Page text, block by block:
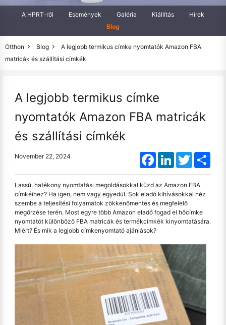
A HPRT-ről Események Galéria Kiállítás
Hírek
Blog
Otthon Blog
A legjobb termikus címke nyomtatók Amazon FBA
matricák és szállítási címkék
A legjobb termikus címke
nyomtatók Amazon FBA matricák
és szállítási címkék
November 22, 2024 FacebookLinkedInTwitter
Lassú, hatékony nyomtatási megoldásokkal küzd az Amazon FBA
címkéihez? Ha igen, nem vagy egyedül. Sok eladó kihívásokkal néz
szembe a teljesítési folyamatok zökkenőmentes és megfelelő
megőrzése terén. Most egyre több Amazon eladó fogad el hőcímke
nyomtatót különböző FBA matricák és termékcímkék kinyomtatására.
Miért? És mik a legjobb címkenyomtató ajánlások?